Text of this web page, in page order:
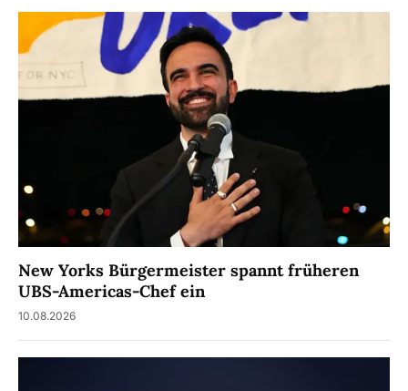
New Yorks Bürgermeister spannt früheren
UBS-Americas-Chef ein
10.08.2026